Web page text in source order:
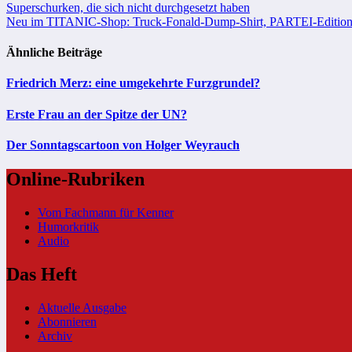
Beitragsnavigation
Superschurken, die sich nicht durchgesetzt haben
Neu im TITANIC-Shop: Truck-Fonald-Dump-Shirt, PARTEI-Edition
Ähnliche Beiträge
Friedrich Merz: eine umgekehrte Furzgrundel?
Erste Frau an der Spitze der UN?
Der Sonntagscartoon von Holger Weyrauch
Online-Rubriken
Vom Fachmann für Kenner
Humorkritik
Audio
Das Heft
Aktuelle Ausgabe
Abonnieren
Archiv